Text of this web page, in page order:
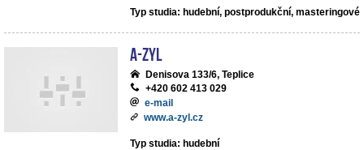
Typ studia: hudební, postprodukční, masteringové
A-ZYL
Denisova 133/6, Teplice
+420 602 413 029
e-mail
www.a-zyl.cz
Typ studia: hudební